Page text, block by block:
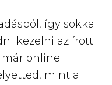
így sokkal
kezelni az írott
már online
mint a